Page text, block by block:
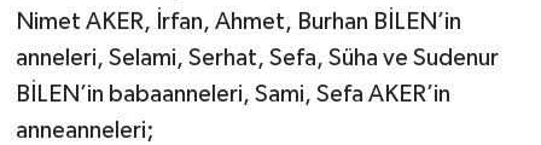
Nimet AKER, İrfan, Ahmet, Burhan BİLEN’in
anneleri, Selami, Serhat, Sefa, Süha ve Sudenur
BİLEN’in babaanneleri, Sami, Sefa AKER’in
anneanneleri;